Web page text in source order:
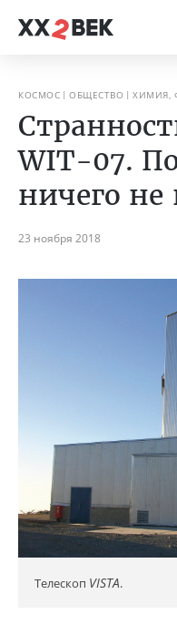
КОСМОС ОБЩЕСТВО ХИМИЯ,
WIT-07.
ничего не
23 ноября 2018
Телескоп VISTA.